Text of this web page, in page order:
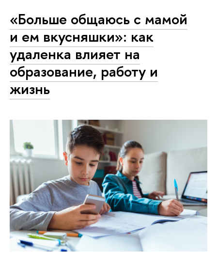
«Больше общаюсь с мамой
и ем вкусняшки»: как
удаленка влияет на
образование, работу и
жизнь